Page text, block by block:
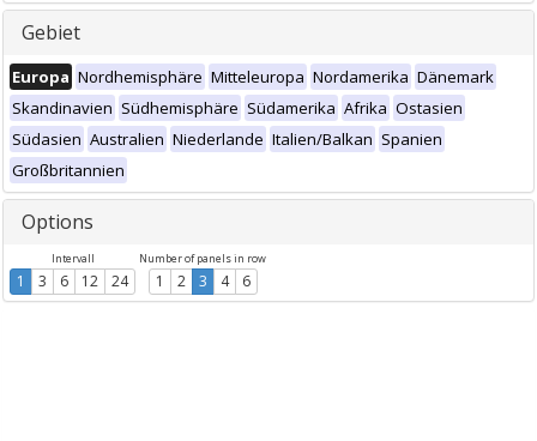
Gebiet
Europa Nordhemisphäre Mitteleuropa Nordamerika Dänemark
Skandinavien Südhemisphäre Südamerika Afrika Ostasien
Südasien Australien Niederlande Italien/Balkan Spanien
Großbritannien
Options
Intervall
1 3 6 12 24
Number of panels in row
1 2 3 4 6